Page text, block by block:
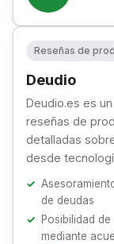
Reseñas de
Deudio
Deudio.es es
reseñas de
detalladas
desde
de deudas
Posibilidad
mediante